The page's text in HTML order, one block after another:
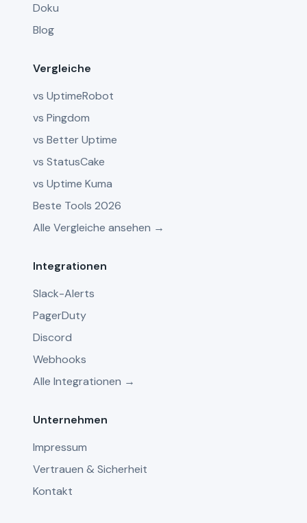
Doku
Blog
Vergleiche
vs UptimeRobot
vs Pingdom
vs Better Uptime
vs StatusCake
vs Uptime Kuma
Beste Tools 2026
Alle Vergleiche ansehen →
Integrationen
Slack-Alerts
PagerDuty
Discord
Webhooks
Alle Integrationen →
Unternehmen
Impressum
Vertrauen & Sicherheit
Kontakt